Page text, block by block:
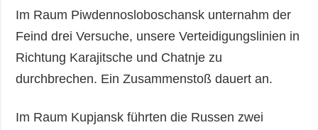
Im Raum Piwdennosloboschansk unternahm der
Feind drei Versuche, unsere Verteidigungslinien in
Richtung Karajitsche und Chatnje zu
durchbrechen. Ein Zusammenstoß dauert an.
Im Raum Kupjansk führten die Russen zwei